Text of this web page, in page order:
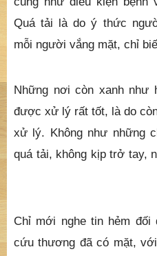
Quá tải là do ý thức
mỗi người vắng mặt, chỉ
Những nơi còn xanh như
được xử lý rất tốt, là do
xử lý. Không như những
quá tải, không kịp trở tay,
Chỉ mới nghe tin hẻm
cứu thương đã có mặt,